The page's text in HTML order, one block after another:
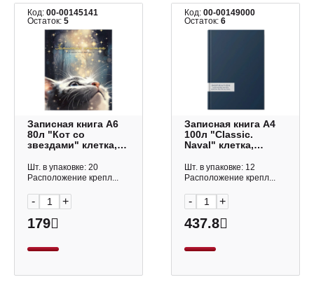
Код: 00-00145141
Остаток: 5
Записная книга А6
80л "Кот со
звездами" клетка,
7БЦ, алфавит.
68296/Р Феникс+
Шт. в упаковке: 20
Расположение крепл...
- +
179
Код:00-00149000
Остаток:6
Записная книга А4
100л "Classic.
Naval" клетка,
7БЦ, синий
КЗ41004626
Шт. в упаковке: 12
Расположение крепл...
- +
437.8